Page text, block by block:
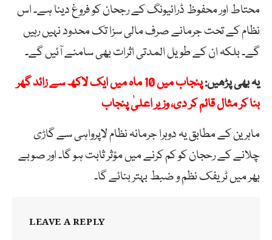
محتاط اور محفوظ ڈرائیونگ کے رجحان کو فروغ دینا ہے۔ اس
نظام کے تحت جرمانے صرف مالی سزا تک محدود نہیں رہیں
گے۔ بلکہ ان کے طویل المدتی اثرات بھی سامنے آئیں گے۔
یہ بھی پڑھیں:
پنجاب میں 10 ماہ میں ایک لاکھ سے زائد گھر
بنا کر مثال قائم کر دی، وزیر اعلیٰ پنجاب
ماہرین کے مطابق یہ دوہرا جرمانہ نظام لاپرواہی سے گاڑی
چلانے کے رحجان کو کم کرنے میں مؤثر ثابت ہو گا۔ اور صوبے
بھر میں ٹریفک نظم و ضبط بہتر بنائے گا۔
LEAVE A REPLY